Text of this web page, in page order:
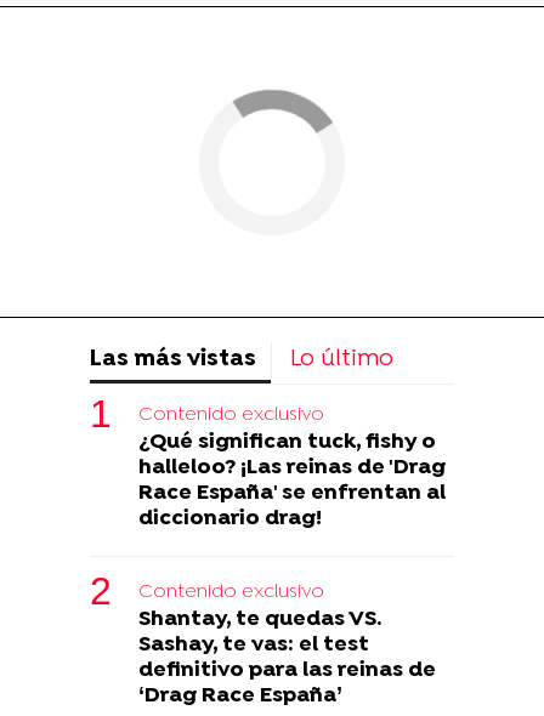
Las más vistas Lo último
Contenido exclusivo
¿Qué significan tuck, fishy o
halleloo? ¡Las reinas de 'Drag
Race España' se enfrentan al
diccionario drag!
Contenido exclusivo
Shantay, te quedas VS.
Sashay, te vas: el test
definitivo para las reinas de
‘Drag Race España’